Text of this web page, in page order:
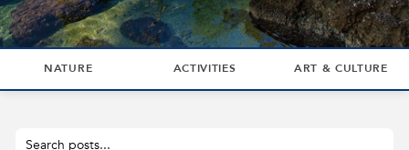
NATURE ACTIVITIES ART & CULTURE